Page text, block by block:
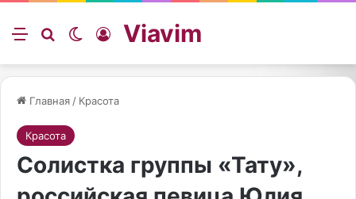
Меню ИскатьSwitch skin
Войти
Viavim
Главная / Красота
Красота
Солистка группы «Тату»,